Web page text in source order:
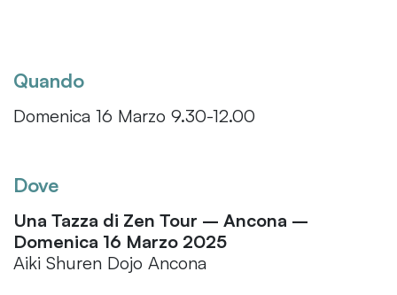
Quando
Domenica 16 Marzo 9.30-12.00
Dove
Una Tazza di Zen Tour – Ancona –
Domenica 16 Marzo 2025
Aiki Shuren Dojo Ancona